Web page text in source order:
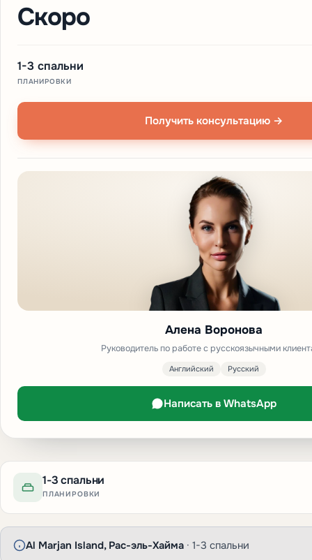
1-3 спальни
ПЛАНИРОВКИ
Al Marjan Island, Рас-эль-Хайма · 1-3 спальни
Скоро
1-3 спальни
ПЛАНИРОВКИ
Получить консультацию →
Алена Воронова
Руководитель по работе с русскоязычными
Английский Русский
Написать в WhatsApp